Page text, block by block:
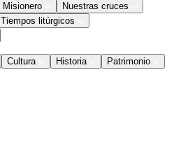
Misionero
Nuestras cruces
Tiempos litúrgicos
Cultura Historia
Patrimonio